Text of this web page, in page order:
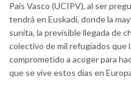
País Vasco (UCIPV), al ser
tendrá en Euskadi, donde la
sunita, la previsible llegada de
colectivo de mil refugiados que
comprometido a acoger para
que se vive estos días en